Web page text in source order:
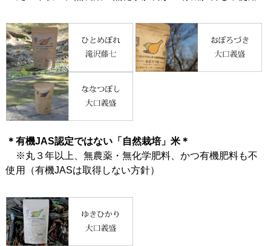
＊有機JAS認定ではない「自然栽培」米＊
※丸３年以上、無農薬・無化学肥料、かつ有機肥料も不
使用（有機JASは取得しない方針）